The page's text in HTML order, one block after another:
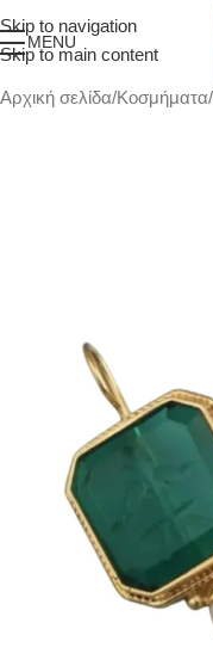
Skip to navigation
Skip to main content
MENU
Αρχική σελίδα Κοσμήματα